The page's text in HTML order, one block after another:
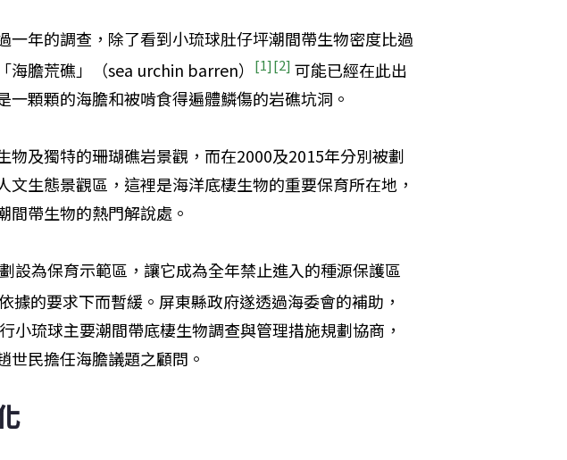
一年的調查，除了看到小琉球肚仔坪潮間帶生物密度比過
膽荒礁」（sea urchin barren）
[1][2] 可能已經在此出
一顆顆的海膽和被啃食得遍體鱗傷的岩礁坑洞。
物及獨特的珊瑚礁岩景觀，而在2000及2015年分別被劃
文生態景觀區，這裡是海洋底棲生物的重要保育所在地，
間帶生物的熱門解說處。
設為保育示範區，讓它成為全年禁止進入的種源保護區
據的要求下而暫緩。屏東縣政府遂透過海委會的補助，
小琉球主要潮間帶底棲生物調查與管理措施規劃協商，
世民擔任海膽議題之顧問。